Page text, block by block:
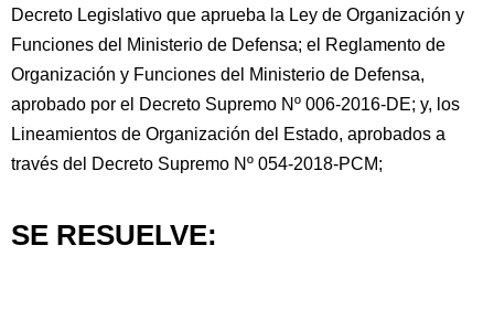
Decreto Legislativo que aprueba la Ley de Organización y
Funciones del Ministerio de Defensa; el Reglamento de
Organización y Funciones del Ministerio de Defensa,
aprobado por el Decreto Supremo Nº 006-2016-DE; y, los
Lineamientos de Organización del Estado, aprobados a
través del Decreto Supremo Nº 054-2018-PCM;
SE RESUELVE: